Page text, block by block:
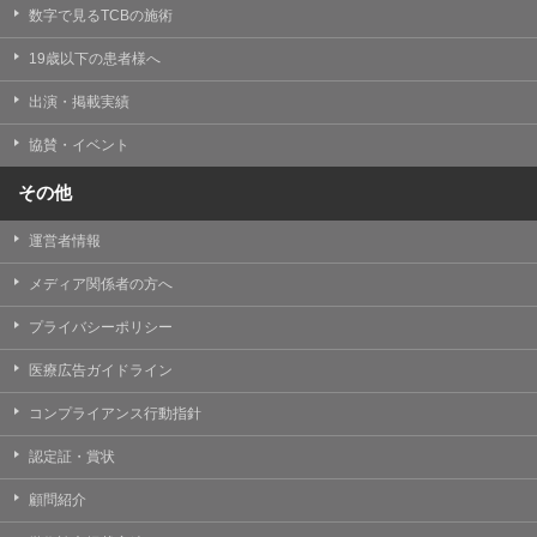
数字で見るTCBの施術
19歳以下の患者様へ
出演・掲載実績
協賛・イベント
その他
運営者情報
メディア関係者の方へ
プライバシーポリシー
医療広告ガイドライン
コンプライアンス行動指針
認定証・賞状
顧問紹介